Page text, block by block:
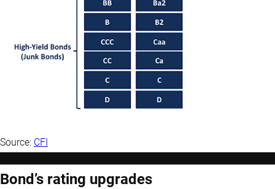
Source: CFI
Bond’s rating upgrades